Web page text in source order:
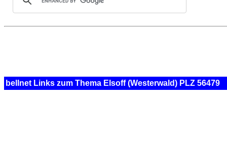
bellnet Links zum Thema Elsoff (Westerwald) PLZ 56479